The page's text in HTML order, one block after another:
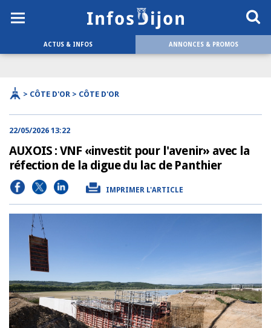
ACTUS & INFOS ANNONCES & PROMOS
> CÔTE D'OR > CÔTE D'OR
22/05/2026 13:22
AUXOIS : VNF «investit pour l'avenir» avec la
réfection de la digue du lac de Panthier
IMPRIMER L'ARTICLE